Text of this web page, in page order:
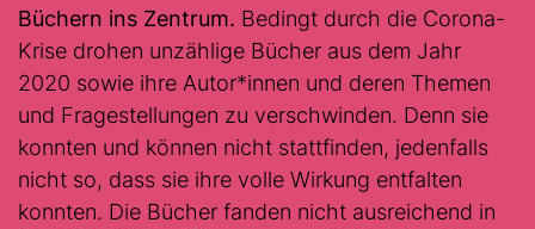
Büchern ins Zentrum. Bedingt durch die Corona-
Krise drohen unzählige Bücher aus dem Jahr
2020 sowie ihre Autor*innen und deren Themen
und Fragestellungen zu verschwinden. Denn sie
konnten und können nicht stattfinden, jedenfalls
nicht so, dass sie ihre volle Wirkung entfalten
konnten. Die Bücher fanden nicht ausreichend in